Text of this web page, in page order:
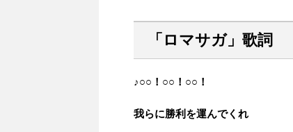
「ロマサガ」歌詞
♪○○！○○！○○！
我らに勝利を運んでくれ